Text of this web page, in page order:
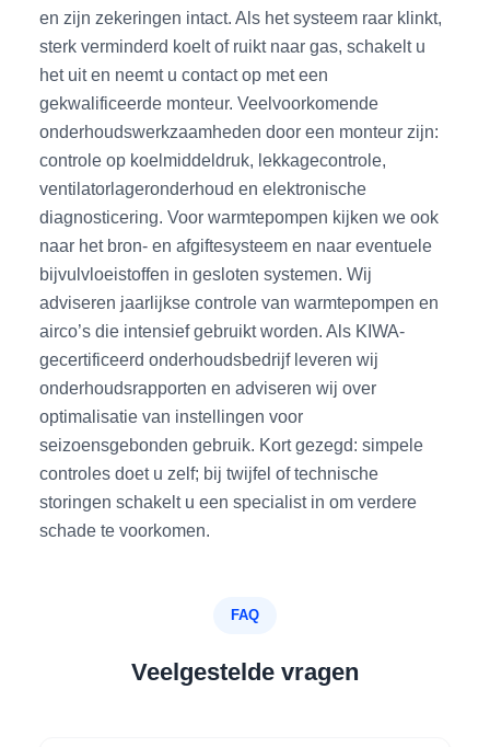
en zijn zekeringen intact. Als het systeem raar klinkt,
sterk verminderd koelt of ruikt naar gas, schakelt u
het uit en neemt u contact op met een
gekwalificeerde monteur. Veelvoorkomende
onderhoudswerkzaamheden door een monteur zijn:
controle op koelmiddeldruk, lekkagecontrole,
ventilatorlageronderhoud en elektronische
diagnosticering. Voor warmtepompen kijken we ook
naar het bron- en afgiftesysteem en naar eventuele
bijvulvloeistoffen in gesloten systemen. Wij
adviseren jaarlijkse controle van warmtepompen en
airco’s die intensief gebruikt worden. Als KIWA-
gecertificeerd onderhoudsbedrijf leveren wij
onderhoudsrapporten en adviseren wij over
optimalisatie van instellingen voor
seizoensgebonden gebruik. Kort gezegd: simpele
controles doet u zelf; bij twijfel of technische
storingen schakelt u een specialist in om verdere
schade te voorkomen.
FAQ
Veelgestelde vragen